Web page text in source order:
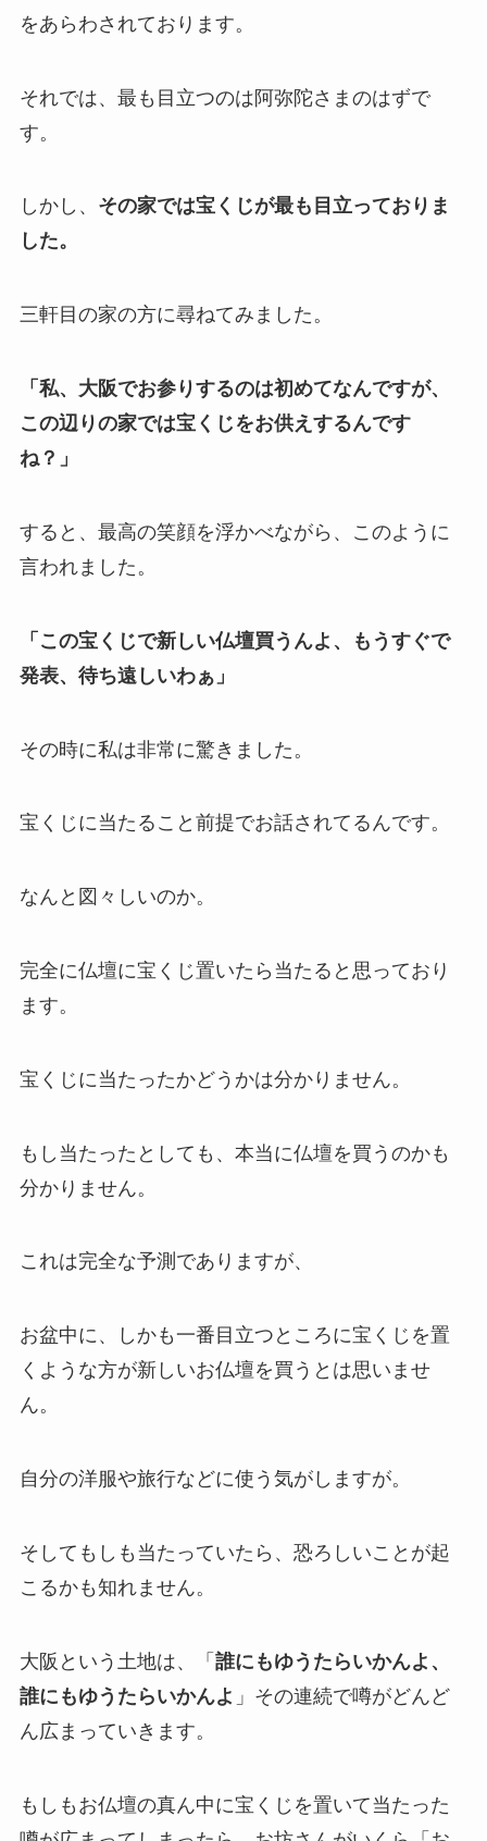
をあらわされております。
それでは、最も目立つのは阿弥陀さまのはずで
す。
しかし、 その家では宝くじが最も目立っておりま
した。
三軒目の家の方に尋ねてみました。
「私、大阪でお参りするのは初めてなんですが、
この辺りの家では宝くじをお供えするんです
ね？」
すると、最高の笑顔を浮かべながら、このように
言われました。
「この宝くじで新しい仏壇買うんよ、もうすぐで
発表、待ち遠しいわぁ」
その時に私は非常に驚きました。
宝くじに当たること前提でお話されてるんです。
なんと図々しいのか。
完全に仏壇に宝くじ置いたら当たると思っており
ます。
宝くじに当たったかどうかは分かりません。
もし当たったとしても、本当に仏壇を買うのかも
分かりません。
これは完全な予測でありますが、
お盆中に、しかも一番目立つところに宝くじを置
くような方が新しいお仏壇を買うとは思いませ
ん。
自分の洋服や旅行などに使う気がしますが。
そしてもしも当たっていたら、恐ろしいことが起
こるかも知れません。
大阪という土地は、「 誰にもゆうたらいかんよ、
誰にもゆうたらいかんよ 」その連続で噂がどんど
ん広まっていきます。
もしもお仏壇の真ん中に宝くじを置いて当たった